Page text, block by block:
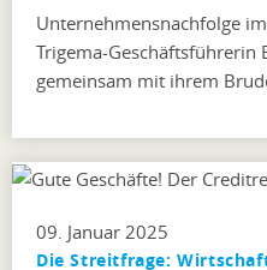
Unternehmensnachfolge
Trigema-Geschäftsführerin
gemeinsam mit ihrem
09. Januar 2025
Die Streitfrage: